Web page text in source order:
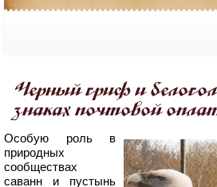
Черный гриф и
знаках почтовой
Особую роль в
природных
сообществах
саванн и пустынь